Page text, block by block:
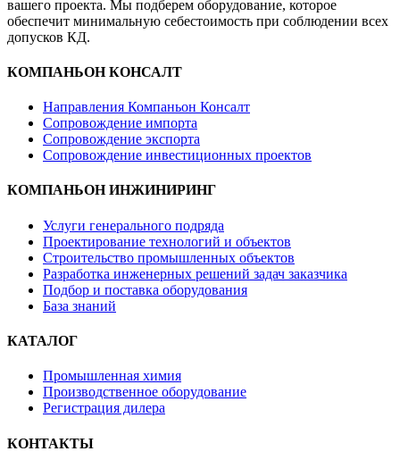
вашего проекта. Мы подберем оборудование, которое
обеспечит минимальную себестоимость при соблюдении всех
допусков КД.
КОМПАНЬОН КОНСАЛТ
Направления Компаньон Консалт
Сопровождение импорта
Сопровождение экспорта
Сопровождение инвестиционных проектов
КОМПАНЬОН ИНЖИНИРИНГ
Услуги генерального подряда
Проектирование технологий и объектов
Строительство промышленных объектов
Разработка инженерных решений задач заказчика
Подбор и поставка оборудования
База знаний
КАТАЛОГ
Промышленная химия
Производственное оборудование
Регистрация дилера
КОНТАКТЫ